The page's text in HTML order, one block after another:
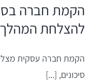
ניתוח ובקרת ביצועים
להצלחת
הקמת חברה עסקית
סיכונים, [...]